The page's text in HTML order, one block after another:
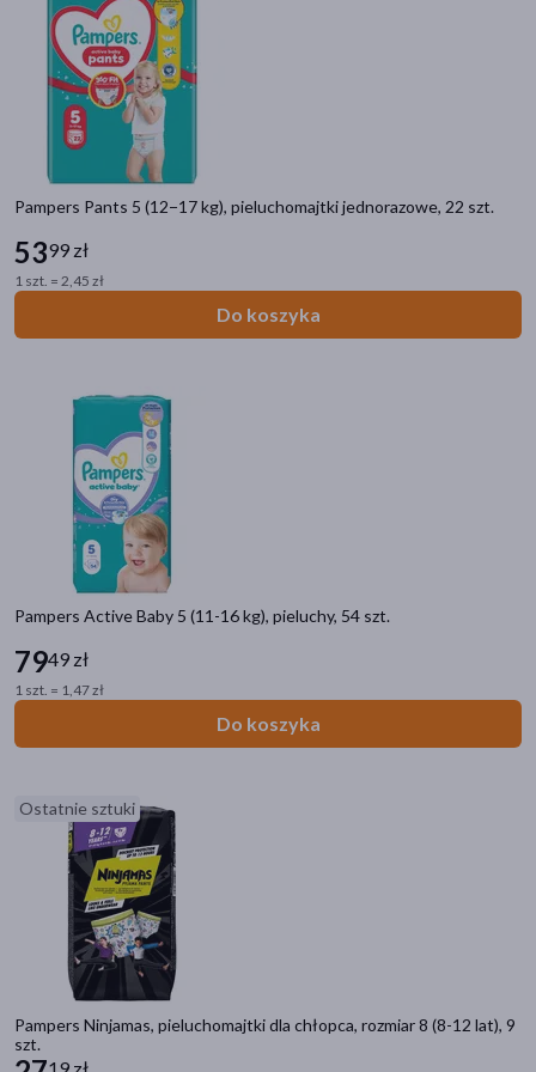
Pampers Pants 5 (12−17 kg), pieluchomajtki jednorazowe, 22 szt.
5399 zł
1 szt. = 2,45 zł
Do koszyka
Pampers Active Baby 5 (11-16 kg), pieluchy, 54 szt.
7949 zł
1 szt. = 1,47 zł
Do koszyka
Ostatnie sztuki
Pampers Ninjamas, pieluchomajtki dla chłopca, rozmiar 8 (8-12 lat), 9
szt.